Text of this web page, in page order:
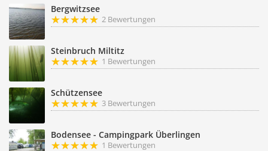
Bergwitzsee
2 Bewertungen
Steinbruch Miltitz
1 Bewertungen
Schützensee
3 Bewertungen
Bodensee - Campingpark Überlingen
1 Bewertungen